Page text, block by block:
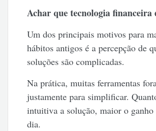
Achar que tecnologia financeira
Um dos principais motivos para
hábitos antigos é a percepção de
soluções são complicadas.
Na prática, muitas ferramentas
justamente para simplificar.
intuitiva a solução, maior o ganho
dia.